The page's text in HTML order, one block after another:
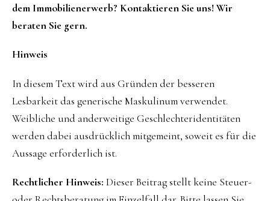
dem Immobilienerwerb? Kontaktieren Sie uns! Wir
beraten Sie gern.
Hinweis
In diesem Text wird aus Gründen der besseren
Lesbarkeit das generische Maskulinum verwendet.
Weibliche und anderweitige Geschlechteridentitäten
werden dabei ausdrücklich mitgemeint, soweit es für die
Aussage erforderlich ist.
Rechtlicher Hinweis: Dieser Beitrag stellt keine Steuer-